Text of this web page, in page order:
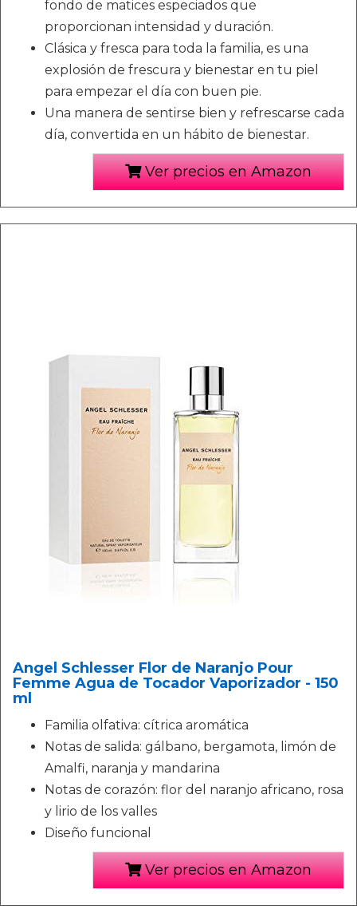
fondo de matices especiados que
proporcionan intensidad y duración.
Clásica y fresca para toda la familia, es una
explosión de frescura y bienestar en tu piel
para empezar el día con buen pie.
Una manera de sentirse bien y refrescarse cada
día, convertida en un hábito de bienestar.
Ver precios en Amazon
Angel Schlesser Flor de Naranjo Pour
Femme Agua de Tocador Vaporizador - 150
ml
Familia olfativa: cítrica aromática
Notas de salida: gálbano, bergamota, limón de
Amalfi, naranja y mandarina
Notas de corazón: flor del naranjo africano, rosa
y lirio de los valles
Diseño funcional
Ver precios en Amazon